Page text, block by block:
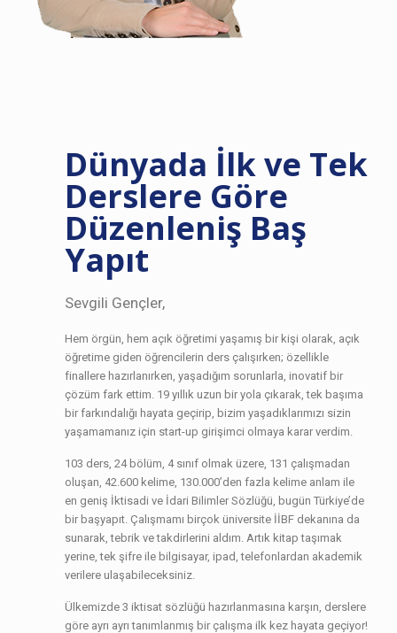
Dünyada İlk ve Tek
Derslere Göre
Düzenleniş Baş
Yapıt
Sevgili Gençler,
Hem örgün, hem açık öğretimi yaşamış bir kişi olarak, açık
öğretime giden öğrencilerin ders çalışırken; özellikle
finallere hazırlanırken, yaşadığım sorunlarla, inovatif bir
çözüm fark ettim. 19 yıllık uzun bir yola çıkarak, tek başıma
bir farkındalığı hayata geçirip, bizim yaşadıklarımızı sizin
yaşamamanız için start-up girişimci olmaya karar verdim.
103 ders, 24 bölüm, 4 sınıf olmak üzere, 131 çalışmadan
oluşan, 42.600 kelime, 130.000’den fazla kelime anlam ile
en geniş İktisadi ve İdari Bilimler Sözlüğü, bugün Türkiye’de
bir başyapıt. Çalışmamı birçok üniversite İİBF dekanına da
sunarak, tebrik ve takdirlerini aldım. Artık kitap taşımak
yerine, tek şifre ile bilgisayar, ipad, telefonlardan akademik
verilere ulaşabileceksiniz.
Ülkemizde 3 iktisat sözlüğü hazırlanmasına karşın, derslere
göre ayrı ayrı tanımlanmış bir çalışma ilk kez hayata geçiyor!